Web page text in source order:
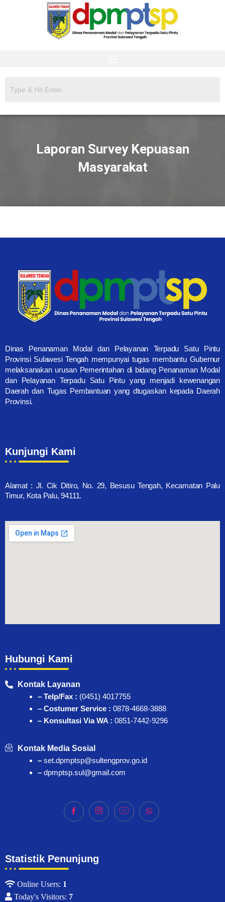
Laporan Survey Kepuasan
Masyarakat
Dinas Penanaman Modal dan Pelayanan Terpadu Satu Pintu
Provinsi Sulawesi Tengah mempunyai tugas membantu Gubernur
melaksanakan urusan Pemerintahan di bidang Penanaman Modal
dan Pelayanan Terpadu Satu Pintu yang menjadi kewenangan
Daerah dan Tugas Pembantuan yang dtugaskan kepada Daerah
Provinsi.
Kunjungi Kami
Alamat : Jl. Cik Ditiro, No. 29, Besusu Tengah, Kecamatan Palu
Timur, Kota Palu, 94111.
Hubungi Kami
Kontak Layanan
– Telp/Fax : (0451) 4017755
– Costumer Service : 0878-4668-3888
– Konsultasi Via WA : 0851-7442-9296
Kontak Media Sosial
– set.dpmptsp@sultengprov.go.id
– dpmptsp.sul@gmail.com
Statistik Penunjung
Online Users: 1
Today's Visitors: 7